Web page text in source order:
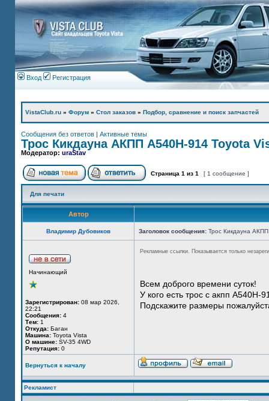
Вход Регистрация
VistaClub.ru » Форум » Стол заказов » Подбор, сравнение и поиск запчастей
Сообщения без ответов | Активные темы
Трос Кикдауна АКПП А540Н-914 Toyota
Модератор: uraStav
Страница 1 из 1 [ 1 сообщение ]
Для печати
Автор
Владимир Дубовиков Заголовок сообщения: Трос Кикдауна
Начинающий
Зарегистрирован: 08 мар 2026,
22:21
Сообщения: 4
Тем: 1
Откуда: Баган
Машина: Toyota Vista
О машине: SV-35 4WD
Репутация: 0
Рекламные ссылки. Показывается только
Всем доброго времени суток!
У кого есть трос с акпп A540H-
Подскажите размеры
Вернуться к началу
Рекламист